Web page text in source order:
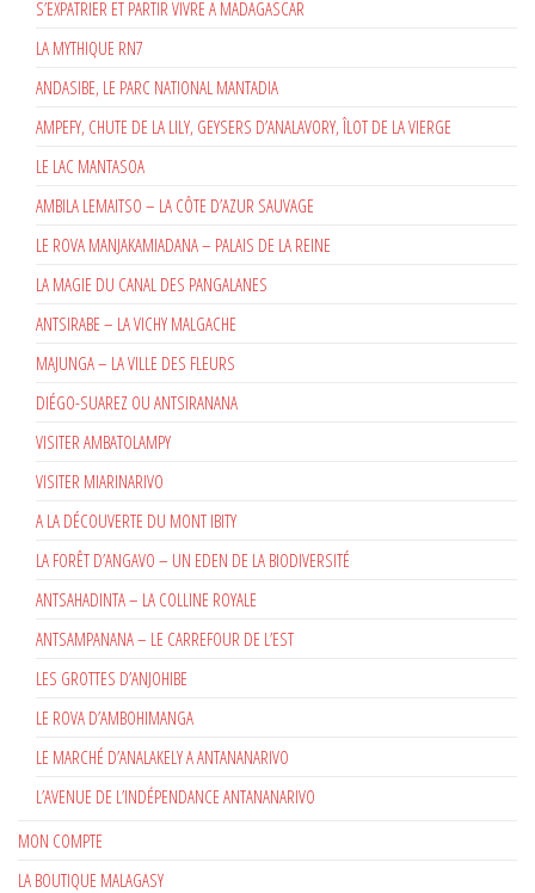
S’EXPATRIER ET PARTIR VIVRE A MADAGASCAR
LA MYTHIQUE RN7
ANDASIBE, LE PARC NATIONAL MANTADIA
AMPEFY, CHUTE DE LA LILY, GEYSERS D’ANALAVORY, ÎLOT DE LA VIERGE
LE LAC MANTASOA
AMBILA LEMAITSO – LA CÔTE D’AZUR SAUVAGE
LE ROVA MANJAKAMIADANA – PALAIS DE LA REINE
LA MAGIE DU CANAL DES PANGALANES
ANTSIRABE – LA VICHY MALGACHE
MAJUNGA – LA VILLE DES FLEURS
DIÉGO-SUAREZ OU ANTSIRANANA
VISITER AMBATOLAMPY
VISITER MIARINARIVO
A LA DÉCOUVERTE DU MONT IBITY
LA FORÊT D’ANGAVO – UN EDEN DE LA BIODIVERSITÉ
ANTSAHADINTA – LA COLLINE ROYALE
ANTSAMPANANA – LE CARREFOUR DE L’EST
LES GROTTES D’ANJOHIBE
LE ROVA D’AMBOHIMANGA
LE MARCHÉ D’ANALAKELY A ANTANANARIVO
L’AVENUE DE L’INDÉPENDANCE ANTANANARIVO
MON COMPTE
LA BOUTIQUE MALAGASY